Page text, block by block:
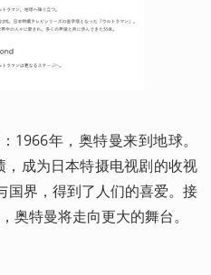
1966年，奥特曼来到地球。
成为日本特摄电视剧的收视
国界，得到了人们的喜爱。接
奥特曼将走向更大的舞台。